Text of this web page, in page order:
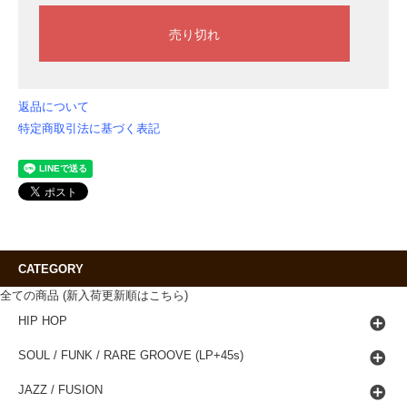
返品について
特定商取引法に基づく表記
CATEGORY
全ての商品 (新入荷更新順はこちら)
HIP HOP
SOUL / FUNK / RARE GROOVE (LP+45s)
JAZZ / FUSION